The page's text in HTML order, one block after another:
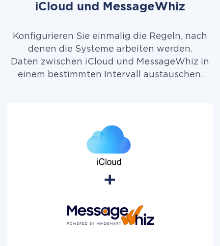
iCloud und MessageWhiz
Konfigurieren Sie einmalig die Regeln, nach
denen die Systeme arbeiten werden.
Daten zwischen iCloud und MessageWhiz in
einem bestimmten Intervall austauschen.